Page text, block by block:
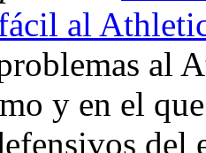
al
al
y en el
del